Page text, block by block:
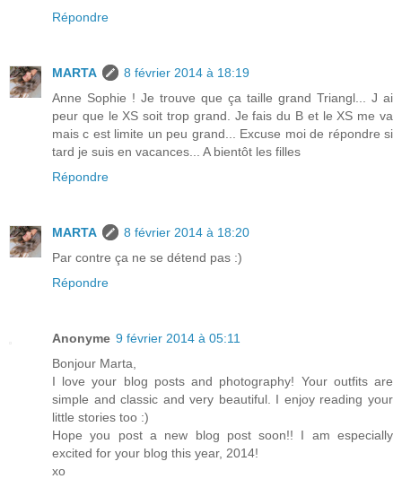
Répondre
MARTA
8 février 2014 à 18:19
Anne Sophie ! Je trouve que ça taille grand Triangl... J ai
peur que le XS soit trop grand. Je fais du B et le XS me va
mais c est limite un peu grand... Excuse moi de répondre si
tard je suis en vacances... A bientôt les filles
Répondre
MARTA
8 février 2014 à 18:20
Par contre ça ne se détend pas :)
Répondre
Anonyme 9 février 2014 à 05:11
Bonjour Marta,
I love your blog posts and photography! Your outfits are
simple and classic and very beautiful. I enjoy reading your
little stories too :)
Hope you post a new blog post soon!! I am especially
excited for your blog this year, 2014!
xo